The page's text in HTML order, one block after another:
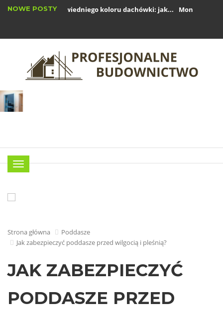
NOWE POSTY
Wybór odpowiedniego koloru dachówki: jak...
Montaż
Menu
Strona główna
Poddasze
Jak zabezpieczyć poddasze przed wilgocią i pleśnią?
JAK ZABEZPIECZYĆ
PODDASZE PRZED